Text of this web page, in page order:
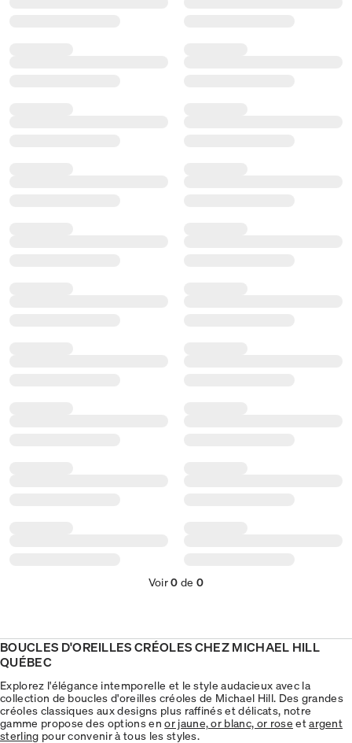
Voir0 de 0
BOUCLES D'OREILLES CRÉOLES CHEZ MICHAEL HILL
QUÉBEC
Explorez l'élégance intemporelle et le style audacieux avec la
collection de boucles d'oreilles créoles de Michael Hill. Des grandes
créoles classiques aux designs plus raffinés et délicats, notre
gamme propose des options enor jaune, or blanc, or rose etargent
sterling pour convenir à tous les styles.